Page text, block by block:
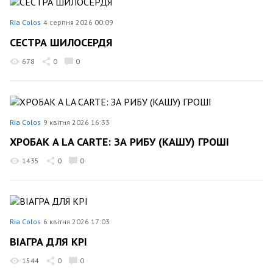
Ria Colos 4 серпня 2026 00:09
СЕСТРА ШИЛОСЕРДЯ
678 0 0
Ria Colos 9 квітня 2026 16:33
ХРОБАК A LA CARTE: ЗА РИБУ (КАШУ) ГРОШІ
1435 0 0
Ria Colos 6 квітня 2026 17:03
ВІАГРА ДЛЯ KPI
1544 0 0